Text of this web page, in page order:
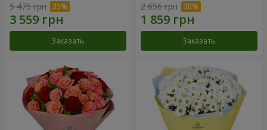
5 475 грн
Заказать
2 656 грн
Заказать